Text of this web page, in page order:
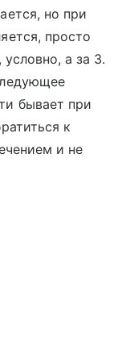
но при
просто
а за 3.
бывает при
к
и не